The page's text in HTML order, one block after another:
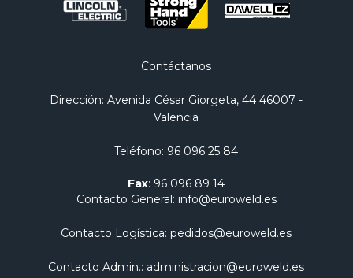
Contáctanos
Dirección: Avenida César Giorgeta, 44 46007 -
Valencia
Teléfono: 96 096 25 84
Fax: 96 096 89 14
Contacto General: info@euroweld.es
Contacto Logística:pedidos@euroweld.es
Contacto Admin.: administracion@euroweld.es